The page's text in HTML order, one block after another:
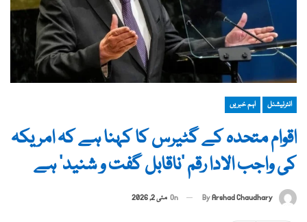
انٹرنیشنل اہم خبریں
اقوام متحدہ کے گٹیرس کا کہنا ہے کہ امریکہ
کی واجب الادا رقم ‘ناقابل گفت و شنید’ ہے
ByArshad Chaudhary
On مئی 2, 2026